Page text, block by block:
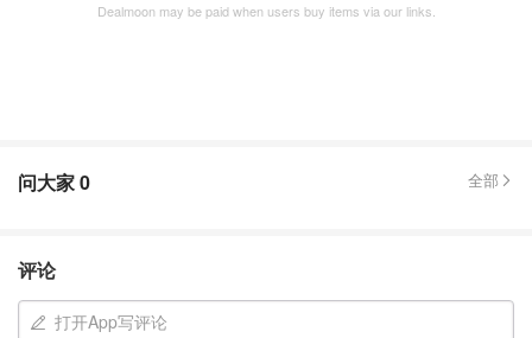
Dealmoon may be paid when users buy items via our links.
问大家0 全部
评论
打开App写评论